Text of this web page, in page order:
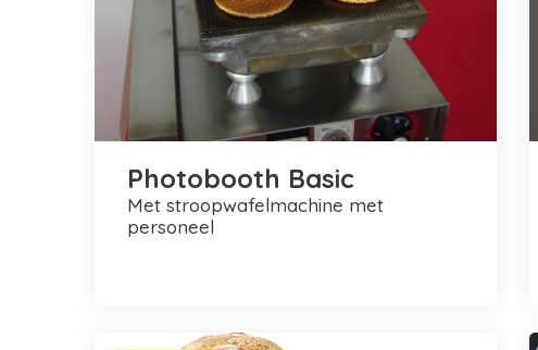
Photobooth Basic
met stroopwafelmachine met
personeel